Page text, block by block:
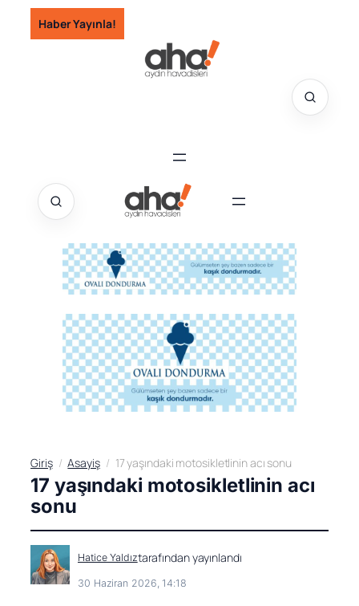
İçeriğe
geç
Haber Yayınla!
Giriş Asayiş 17 yaşındaki motosikletlinin acı sonu
17 yaşındaki motosikletlinin acı
sonu
Hatice Yaldıztarafından yayınlandı
30 Haziran 2026, 14:18